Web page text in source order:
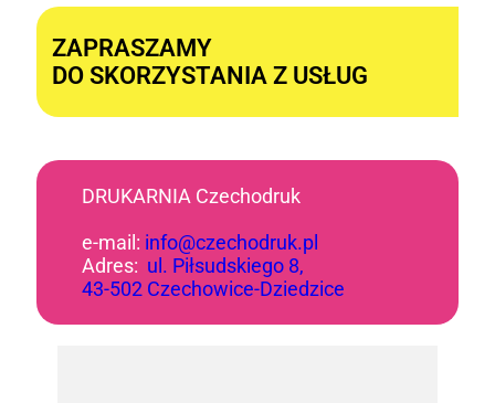
ZAPRASZAMY
DO SKORZYSTANIA Z USŁUG
DRUKARNIA Czechodruk
e-mail: info@czechodruk.pl
Adres: ul. Piłsudskiego 8,
43-502 Czechowice-Dziedzice